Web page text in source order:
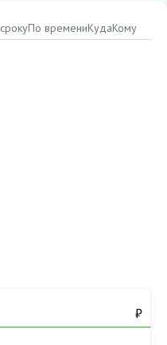
По времениКудаКому
₽